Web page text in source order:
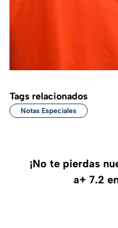
Tags relacionados
Notas Especiales
¡No te pierdas
a+ 7.2